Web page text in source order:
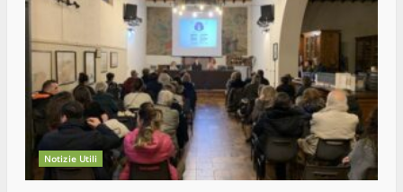
Notizie Utili